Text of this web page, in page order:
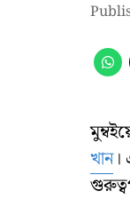
খান।